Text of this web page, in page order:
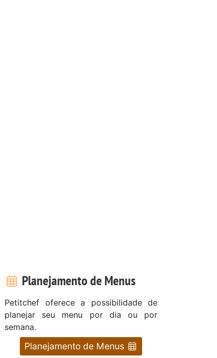
Planejamento de Menus
Petitchef oferece a possibilidade de
planejar seu menu por dia ou por
semana.
Planejamento de Menus